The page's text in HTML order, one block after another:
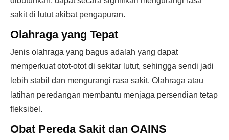
sakit di lutut akibat pengapuran.
Olahraga yang Tepat
Jenis olahraga yang bagus adalah yang dapat
memperkuat otot-otot di sekitar lutut, sehingga sendi jadi
lebih stabil dan mengurangi rasa sakit. Olahraga atau
latihan peredangan membantu menjaga persendian tetap
fleksibel.
Obat Pereda Sakit dan OAINS